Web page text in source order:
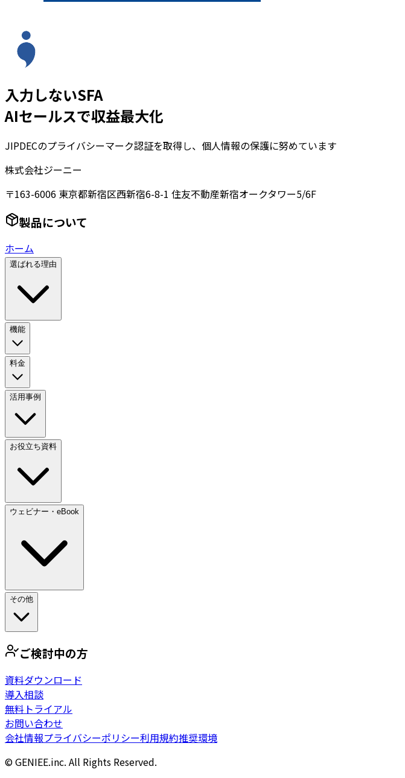
入力しないSFA
AIセールスで収益最大化
JIPDECのプライバシーマーク認証を取得し、個人情報の保護に努めています
株式会社ジーニー
〒163-6006 東京都新宿区西新宿6-8-1 住友不動産新宿オークタワー5/6F
製品について
ホーム
選ばれる理由
機能
料金
活用事例
お役立ち資料
ウェビナー・eBook
その他
ご検討中の方
資料ダウンロード
導入相談
無料トライアル
お問い合わせ
会社情報プライバシーポリシー利用規約推奨環境
© GENIEE.inc. All Rights Reserved.